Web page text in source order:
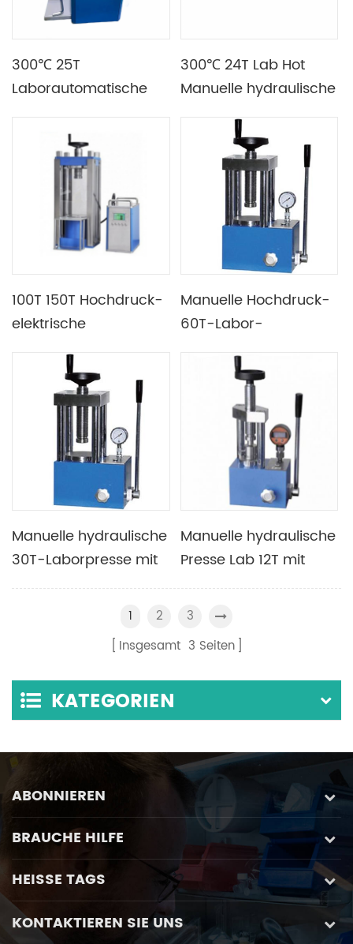
300℃ 25T
Laborautomatische
mit verbreiterter
Doppelheizplatte
300℃ 24T Lab Hot
Manuelle hydraulische
verchromtem Zylinder
und doppelter
Heizplatte
100T 150T Hochdruck-
elektrische
Pulvertabletten-
Hydraulikpresse
Manuelle Hochdruck-
60T-Labor-
Plexiglas-
Schutzabdeckung
Manuelle hydraulische
30T-Laborpresse mit
hochpräzisem
digitalem Manometer
Manuelle hydraulische
Presse Lab 12T mit
optionalem digitalem
Manometer, die häufig
verwendet wird
1 2
3
Insgesamt 3 Seiten
KATEGORIEN
ABONNIEREN
BRAUCHE HILFE
HEISSE TAGS
KONTAKTIEREN SIE UNS